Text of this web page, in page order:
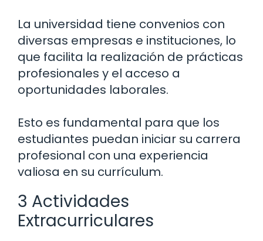
La universidad tiene convenios con
diversas empresas e instituciones, lo
que facilita la realización de prácticas
profesionales y el acceso a
oportunidades laborales.
Esto es fundamental para que los
estudiantes puedan iniciar su carrera
profesional con una experiencia
valiosa en su currículum.
3 Actividades
Extracurriculares